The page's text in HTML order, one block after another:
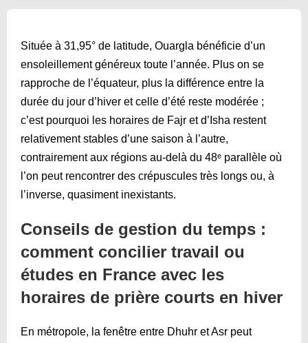
Située à 31,95° de latitude, Ouargla bénéficie d’un
ensoleillement généreux toute l’année. Plus on se
rapproche de l’équateur, plus la différence entre la
durée du jour d’hiver et celle d’été reste modérée ;
c’est pourquoi les horaires de Fajr et d’Isha restent
relativement stables d’une saison à l’autre,
contrairement aux régions au-delà du 48ᵉ parallèle où
l’on peut rencontrer des crépuscules très longs ou, à
l’inverse, quasiment inexistants.
Conseils de gestion du temps :
comment concilier travail ou
études en France avec les
horaires de prière courts en hiver
En métropole, la fenêtre entre Dhuhr et Asr peut